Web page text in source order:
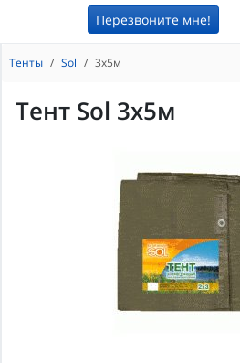
Перезвоните мне!
Тенты Sol 3х5м
Тент Sol 3х5м